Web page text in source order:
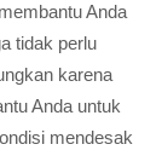
Anda
tidak perlu
karena
Anda untuk
mendesak